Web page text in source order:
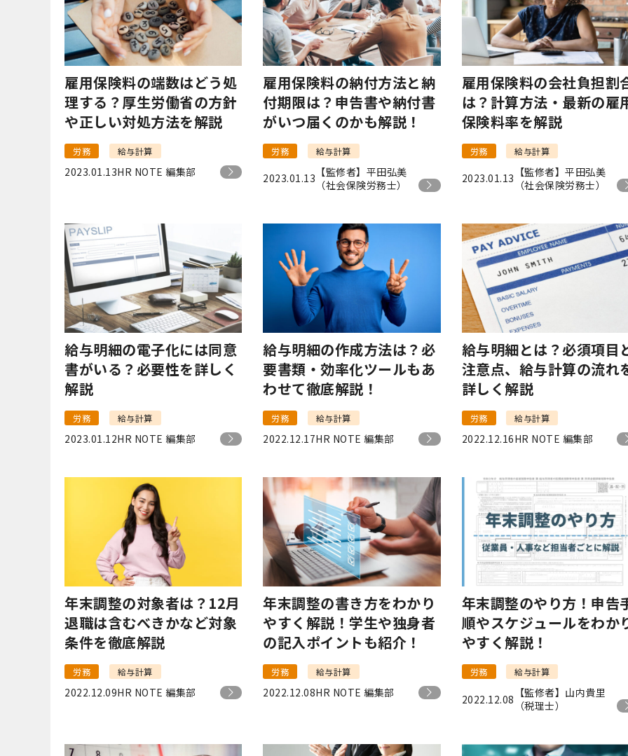
雇用保険料の端数はどう処
理する？厚生労働省の方針
や正しい対処方法を解説
労務 給与計算
2023.01.13HR NOTE 編集部
雇用保険料の納付方法と納
付期限は？申告書や納付書
がいつ届くのかも解説！
労務 給与計算
2023.01.13 【監修者】平田弘美
（社会保険労務士）
雇用保険料の会社負担割
は？計算方法・最新の雇
保険料率を解説
労務 給与計算
2023.01.13 【監修者】平田弘美
（社会保険労務士）
給与明細の電子化には同意
書がいる？必要性を詳しく
解説
労務 給与計算
2023.01.12HR NOTE 編集部
給与明細の作成方法は？必
要書類・効率化ツールもあ
わせて徹底解説！
労務 給与計算
2022.12.17HR NOTE 編集部
給与明細とは？必須項目
注意点、給与計算の流れ
詳しく解説
労務 給与計算
2022.12.16HR NOTE 編集部
年末調整の対象者は？12月
退職は含むべきかなど対象
条件を徹底解説
労務 給与計算
2022.12.09HR NOTE 編集部
年末調整の書き方をわかり
やすく解説！学生や独身者
の記入ポイントも紹介！
労務 給与計算
2022.12.08HR NOTE 編集部
年末調整のやり方！申告
順やスケジュールをわか
やすく解説！
労務 給与計算
2022.12.08 【監修者】山内貴里
（税理士）